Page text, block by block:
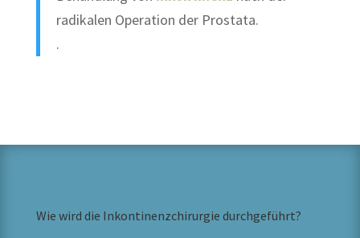
radikalen Operation der Prostata.
.
Wie wird die Inkontinenzchirurgie durchgeführt?